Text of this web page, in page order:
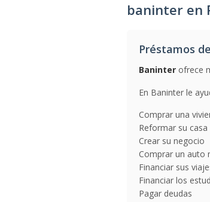
baninter en
Préstamos
Baninter ofrece
En Baninter le
Comprar una
Reformar su casa
Crear su negocio
Comprar un auto
Financiar sus
Financiar los
Pagar deudas